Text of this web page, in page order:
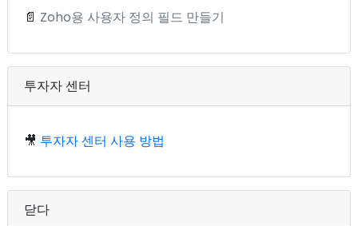
📄 Zoho용 사용자 정의 필드 만들기
투자자 센터
🎥 투자자 센터 사용 방법
닫다